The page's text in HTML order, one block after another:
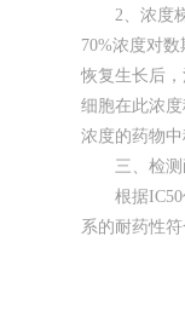
2、浓度梯
70%浓度对
恢复生长后
细胞在此浓
浓度的药物中
三、检测耐
根据IC50值
系的耐药性符